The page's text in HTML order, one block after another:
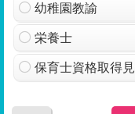
幼稚園教諭
栄養士
保育士資格取得